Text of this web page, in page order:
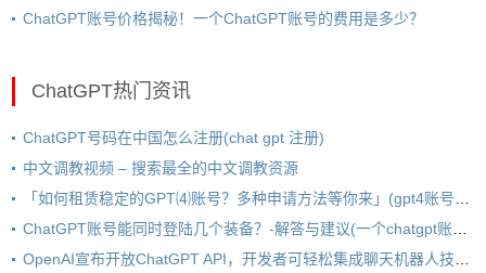
ChatGPT账号价格揭秘！一个ChatGPT账号的费用是多少？
ChatGPT热门资讯
ChatGPT号码在中国怎么注册(chat gpt 注册)
中文调教视频 – 搜索最全的中文调教资源